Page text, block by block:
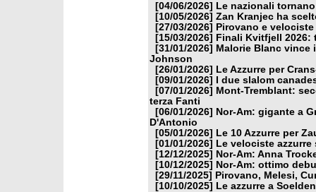
[04/06/2026]
Le nazionali
[10/05/2026] Zan Kranjec ha
[27/03/2026]
Pirovano e
[15/03/2026]
Finali Kvitfjell 2026:
[31/01/2026] Malorie Blanc vince
Johnson
[26/01/2026]
Le Azzurre per
[09/01/2026]
I due slalom
[07/01/2026] Mont-Tremblant:
terza Fanti
[06/01/2026] Nor-Am: gigante a
D'Antonio
[05/01/2026]
Le 10 Azzurre per
[01/01/2026]
Le velociste
[12/12/2025] Nor-Am: Anna
[10/12/2025] Nor-Am: ottimo
[29/11/2025]
Pirovano, Melesi,
[10/10/2025]
Le azzurre a